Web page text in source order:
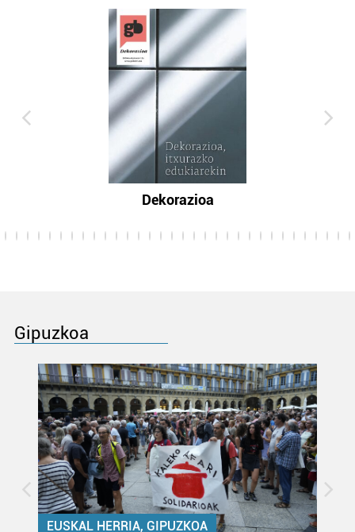
Dekorazioa
Gipuzkoa
EUSKAL HERRIA, GIPUZKOA